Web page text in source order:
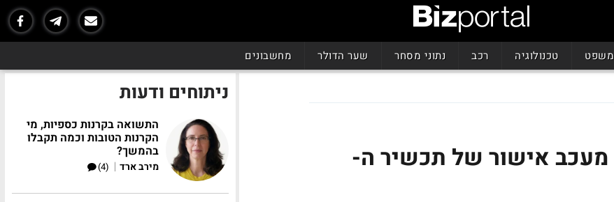
משפט טכנולוגיה רכב נתוני מסחר שער הדולר מחשבונים
מכשול נוסף לטבע: ה-FDA מעכב אישור של תכשיר ה-
ניתוחים ודעות
התשואה בקרנות כספיות, מי
הקרנות הטובות וכמה תקבלו
בהמשך?
מירב ארד |
(4)